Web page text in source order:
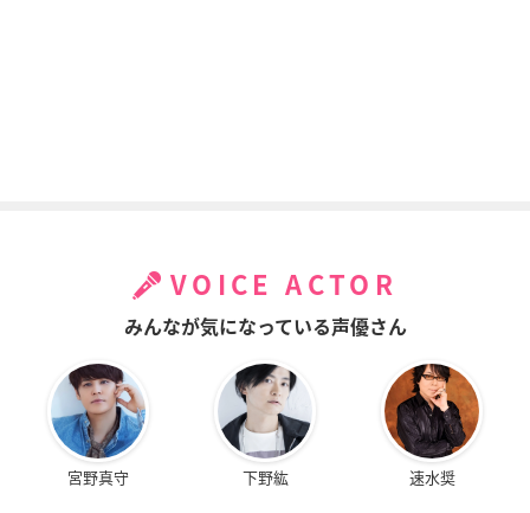
VOICE ACTOR
みんなが気になっている声優さん
宮野真守 下野紘 速水奨